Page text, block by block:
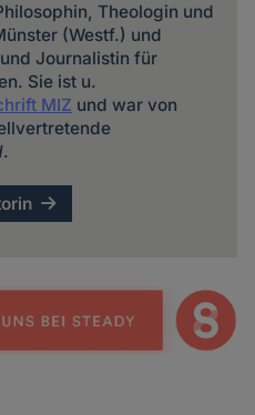
Theologin und
(Westf.) und
Journalistin für
Sie ist u.
MIZ und war von
.